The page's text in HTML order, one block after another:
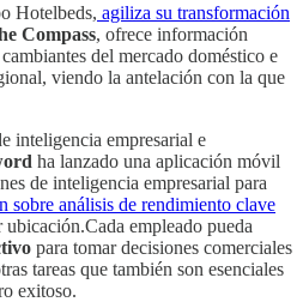
Hotelbeds, agiliza su transformación
Compass, ofrece información
del mercado doméstico e
viendo la antelación con la que
inteligencia empresarial e
ha lanzado una aplicación móvil
de inteligencia empresarial para
sobre análisis de rendimiento clave
empleado pueda
para tomar decisiones comerciales
tareas que también son esenciales
exitoso.